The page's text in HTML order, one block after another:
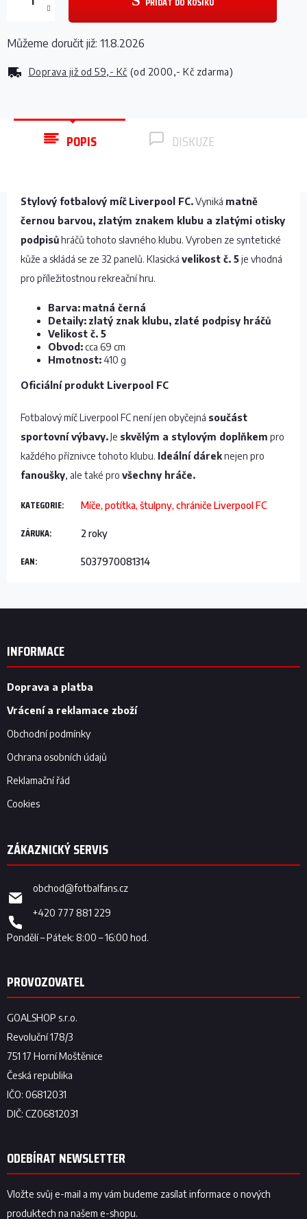
Doprava již od 59,- Kč (od 2000,- Kč zdarma)
Můžeme doručit již: 11.8.2026
POPIS DISKUZE
Stylový fotbalový míč Liverpool FC.Vyniká matně
černou barvou, zlatým znakem klubu a zlatými otisky
podpisůhráčů tohoto slavného klubu. Vyroben ze syntetické
kůže a skládá se ze 32 panelů. Klasická velikost č. 5je vhodná
pro příležitostnou rekreační hru.
Barva: matná černá
Detaily: zlatý znak klubu, zlaté podpisy hráčů
Velikost č. 5
Obvod:cca 69 cm
Hmotnost:410 g
Oficiální produkt Liverpool FC
Fotbalový míč Liverpool FC není jen obyčejná součást
sportovní výbavy.Je skvělým a stylovým doplňkem pro
každého příznivce tohoto klubu. Ideální dáreknejen pro
fanoušky, ale také pro všechny hráče.
KATEGORIE: Míče, potítka, štulpny, chrániče Liverpool FC
ZÁRUKA: 2 roky
EAN: 5037970081314
Z
INFORMACE
Doprava a platba
Vrácení a reklamace zboží
Obchodní podmínky
Ochrana osobních údajů
Reklamační řád
Cookies
obchod@fotbalfans.cz
+420 777 881 229
ODEBÍRAT NEWSLETTER
Vložte svůj e-mail a my vám budeme zasílat informace o nových
produktech na našem e-shopu.